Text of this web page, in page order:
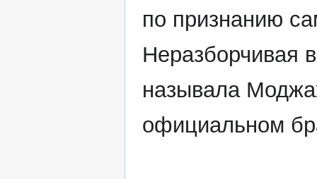
по признанию
Неразборчивая
называла
официальном